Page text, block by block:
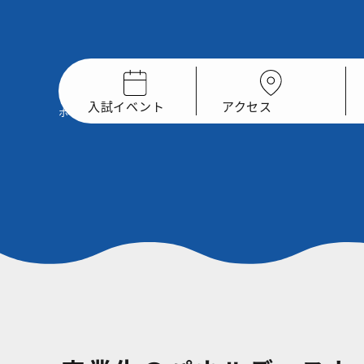
入試イベント アクセス
ホーム同窓会